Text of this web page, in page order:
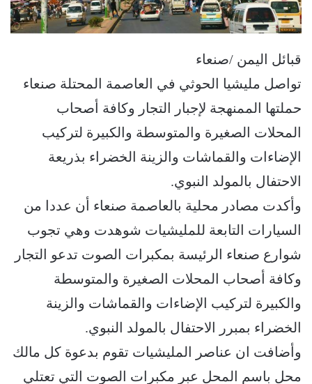
قبائل اليمن /صنعاء
تواصل مليشيا الحوثي في العاصمة المحتلة صنعاء
حملتها الممنهجة لإجبار التجار وكافة أصحاب
المحلات الصغيرة والمتوسطة والكبيرة لتركيب
الإضاءات والقماشات والزينة الخضراء بذريعة
الاحتفال بالمولد النبوي.
وأكدت مصادر محلية بالعاصمة صنعاء أن عددا من
السيارات التابعة للمليشيات شوهدت وهي تجوب
شوارع صنعاء الرئيسة بمكبرات الصوت تدعو التجار
وكافة أصحاب المحلات الصغيرة والمتوسطة
والكبيرة لتركيب الإضاءات والقماشات والزينة
الخضراء بمبرر الاحتفال بالمولد النبوي.
وأضافت ان عناصر المليشيات تقوم بدعوة كل مالك
محل باسم المحل عبر مكبرات الصوت التي تعتلي